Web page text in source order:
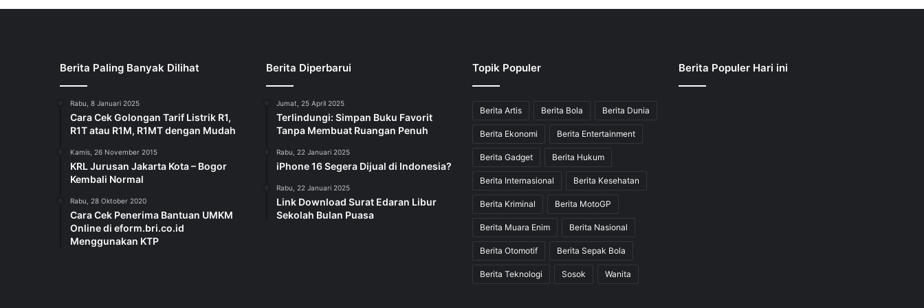
Berita Paling Banyak Dilihat
Rabu, 8 Januari 2025
Cara Cek Golongan Tarif Listrik R1,
R1T atau R1M, R1MT dengan Mudah
Kamis, 26 November 2015
KRL Jurusan Jakarta Kota – Bogor
Kembali Normal
Rabu, 28 Oktober 2020
Cara Cek Penerima Bantuan UMKM
Online di eform.bri.co.id
Menggunakan KTP
Berita Diperbarui
Jumat, 25 April 2025
Terlindungi: Simpan Buku Favorit
Tanpa Membuat Ruangan Penuh
Rabu, 22 Januari 2025
iPhone 16 Segera Dijual di Indonesia?
Rabu, 22 Januari 2025
Link Download Surat Edaran Libur
Sekolah Bulan Puasa
Topik Populer
Berita Artis Berita Bola Berita Dunia
Berita Ekonomi Berita Entertainment
Berita Gadget Berita Hukum
Berita Internasional Berita Kesehatan
Berita Kriminal Berita MotoGP
Berita Muara Enim Berita Nasional
Berita Otomotif Berita Sepak Bola
Berita Teknologi Sosok Wanita
Berita Populer Hari ini